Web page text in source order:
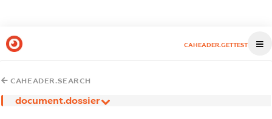
CAHEADER.GETTEST
CAHEADER.SEARCH
document.dossier